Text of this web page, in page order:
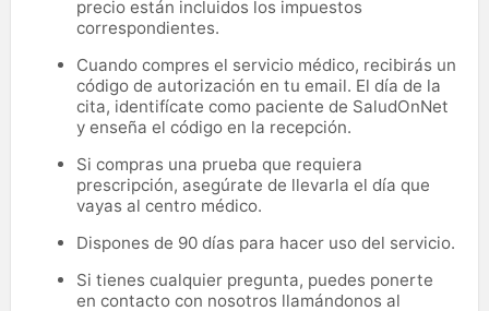
precio están incluidos los impuestos
correspondientes.
Cuando compres el servicio médico, recibirás un
código de autorización en tu email. El día de la
cita, identifícate como paciente de SaludOnNet
y enseña el código en la recepción.
Si compras una prueba que requiera
prescripción, asegúrate de llevarla el día que
vayas al centro médico.
Dispones de 90 días para hacer uso del servicio.
Si tienes cualquier pregunta, puedes ponerte
en contacto con nosotros llamándonos al